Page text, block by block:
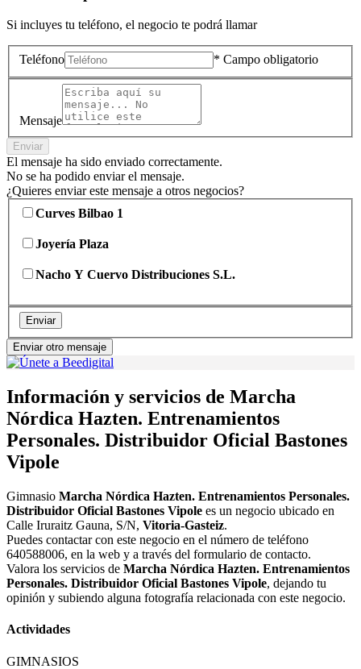
Si incluyes tu teléfono, el negocio te podrá llamar
Teléfono * Campo obligatorio
Mensaje
Enviar
El mensaje ha sido enviado correctamente.
No se ha podido enviar el mensaje.
¿Quieres enviar este mensaje a otros negocios?
Curves Bilbao 1
Joyería Plaza
Nacho Y Cuervo Distribuciones S.L.
Enviar
Enviar otro mensaje
Información y servicios de Marcha
Nórdica Hazten. Entrenamientos
Personales. Distribuidor Oficial Bastones
Vipole
Gimnasio Marcha Nórdica Hazten. Entrenamientos Personales.
Distribuidor Oficial Bastones Vipole es un negocio ubicado en
Calle Iruraitz Gauna, S/N, Vitoria-Gasteiz.
Puedes contactar con este negocio en el número de teléfono
640588006, en la web y a través del formulario de contacto.
Valora los servicios de Marcha Nórdica Hazten. Entrenamientos
Personales. Distribuidor Oficial Bastones Vipole, dejando tu
opinión y subiendo alguna fotografía relacionada con este negocio.
Actividades
GIMNASIOS